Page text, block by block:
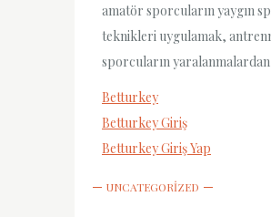
amatör sporcuların yaygın
teknikleri uygulamak,
sporcuların
Betturkey
Betturkey Giriş
Betturkey Giriş Yap
UNCATEGORIZED